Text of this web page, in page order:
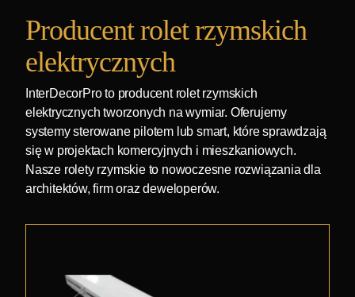
Producent rolet rzymskich
elektrycznych
InterDecorPro to producent rolet rzymskich
elektrycznych tworzonych na wymiar. Oferujemy
systemy sterowane pilotem lub smart, które sprawdzają
się w projektach komercyjnych i mieszkaniowych.
Nasze rolety rzymskie to nowoczesne rozwiązania dla
architektów, firm oraz deweloperów.